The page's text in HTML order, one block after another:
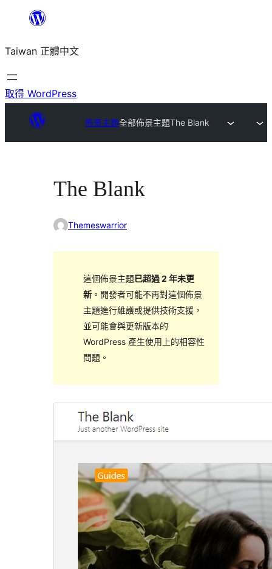
主
要
內
Taiwan 正體中文
取得 WordPress
佈景主題全部佈景主題The Blank
The Blank
Themeswarrior
這個佈景主題已超過 2 年未更
新。開發者可能不再對這個佈景
主題進行維護或提供技術支援，
並可能會與更新版本的
WordPress 產生使用上的相容性
問題。